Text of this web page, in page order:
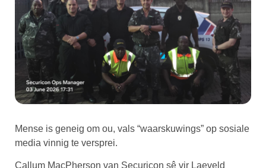
Mense is geneig om ou, vals “waarskuwings” op sosiale
media vinnig te versprei.
Callum MacPherson van Securicon sê vir Laeveld